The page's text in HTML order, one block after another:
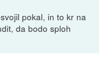
pokal, in to kr na
da bodo sploh